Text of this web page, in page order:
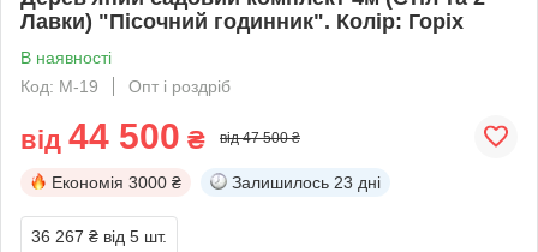
Лавки) "Пісочний годинник". Колір: Горіх
В наявності
Код: M-19
Опт і роздріб
від 44 500 ₴ від 47 500 ₴
Економія 3000 ₴ Залишилось 23 дні
36 267 ₴ від 5 шт.